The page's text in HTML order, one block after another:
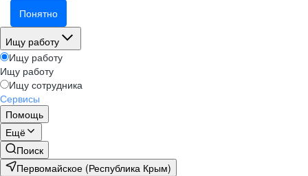
Понятно
Ищу работу
Ищу работу
Ищу работу
Ищу сотрудника
Сервисы
Помощь
Ещё
Поиск
Первомайское (Республика Крым)